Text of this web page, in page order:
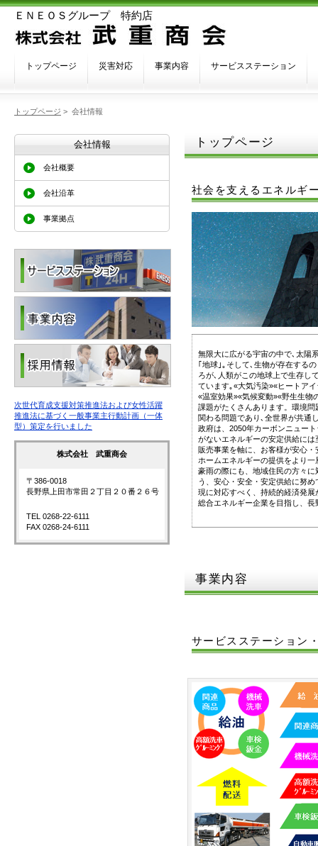
ＥＮＥＯＳグループ 特約店
トップページ
社会を支えるエネルギ
無限大に広がる宇宙の中で､太陽
｢地球｣｡そして､生物が存在する
ろが､人類がこの地球上で生存し
ています｡«大気汚染»«ヒートア
«温室効果»«気候変動»«野生生物
課題がたくさんあります。環境
関わる問題であり､全世界が共通
政府は、2050年カーボンニュー
がないエネルギーの安定供給に
販売事業を軸に、お客様が安心
ホームエネルギーの提供をより
豪雨の際にも、地域住民の方々
う、安心・安全・安定供給に努
現に対応すべく、持続的経済発
総合エネルギー企業を目指し、
事業内容
サービスステーション
トップページ > 会社情報
トップページ 災害対応 事業内容 サービスステーション
会社情報
会社概要
会社沿革
事業拠点
次世代育成支援対策推進法および女性活躍
推進法に基づく一般事業主行動計画（一体
型）策定を行いました
株式会社 武重商会
〒386-0018
長野県上田市常田２丁目２０番２６号
TEL 0268-22-6111
FAX 0268-24-6111